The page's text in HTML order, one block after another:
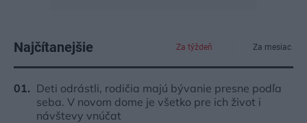
Najčítanejšie Za týždeň Za mesiac
Deti odrástli, rodičia majú bývanie presne podľa
seba. V novom dome je všetko pre ich život i
návštevy vnúčat